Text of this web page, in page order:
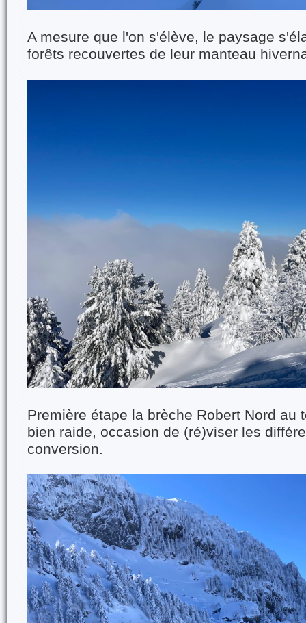
A mesure que l'on s'élève, le paysage
forêts recouvertes de leur manteau
Première étape la brèche Robert Nord au
bien raide, occasion de (ré)viser les
conversion.